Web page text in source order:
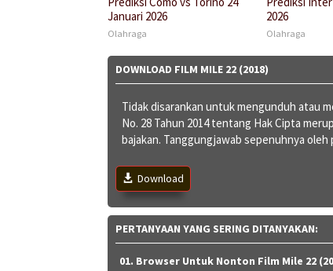
Januari 2026
Olahraga
2026
Olahraga
DOWNLOAD FILM MILE 22 (2018)
Tidak disarankan untuk mengunduh atau
No. 28 Tahun 2014 tentang Hak Cipta
bajakan. Tanggungjawab sepenuhnya
Download
PERTANYAAN YANG SERING DITANYAKAN:
01. Browser Untuk Nonton Film Mile 22